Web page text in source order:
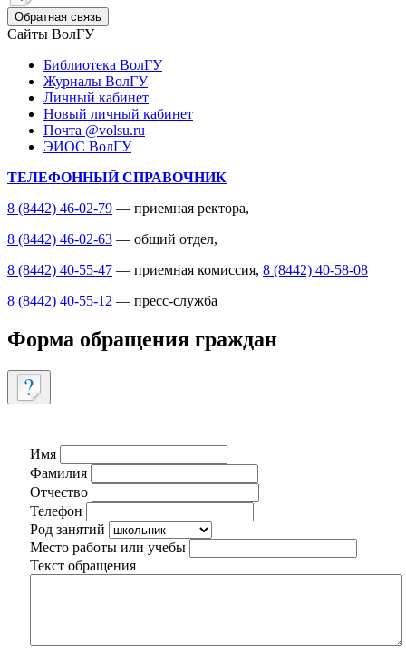
Обратная связь
Сайты ВолГУ
Библиотека ВолГУ
Журналы ВолГУ
Личный кабинет
Новый личный кабинет
Почта @volsu.ru
ЭИОС ВолГУ
ТЕЛЕФОННЫЙ СПРАВОЧНИК
8 (8442) 46-02-79 — приемная ректора,
8 (8442) 46-02-63 — общий отдел,
8 (8442) 40-55-47 — приемная комиссия, 8 (8442) 40-58-08
8 (8442) 40-55-12 — пресс-служба
Форма обращения граждан
Имя
Фамилия
Отчество
Телефон
Род занятий
Место работы или учебы
Текст обращения